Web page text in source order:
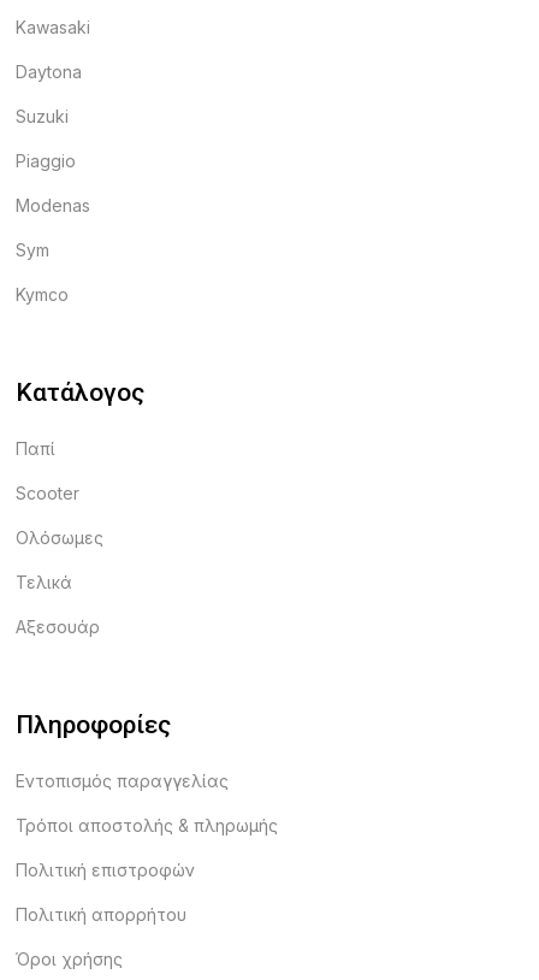
Kawasaki
Daytona
Suzuki
Piaggio
Modenas
Sym
Kymco
Κατάλογος
Παπί
Scooter
Ολόσωμες
Τελικά
Αξεσουάρ
Πληροφορίες
Εντοπισμός παραγγελίας
Τρόποι αποστολής & πληρωμής
Πολιτική επιστροφών
Πολιτική απορρήτου
Όροι χρήσης